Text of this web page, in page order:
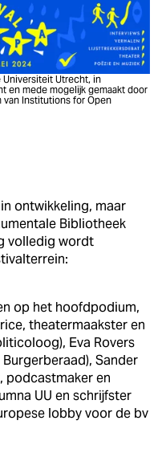
Universiteit Utrecht, in
en mede mogelijk gemaakt door
van Institutions for Open
ontwikkeling, maar
Bibliotheek
volledig wordt
op het hoofdpodium,
theatermaakster en
Eva Rovers
Sander
podcastmaker en
UU en schrijfster
lobby voor de bv